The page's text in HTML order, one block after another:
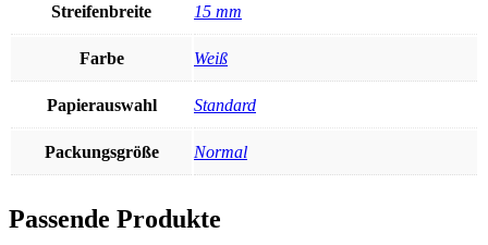
Streifenbreite 15 mm
Farbe Weiß
Papierauswahl Standard
Packungsgröße Normal
Passende Produkte